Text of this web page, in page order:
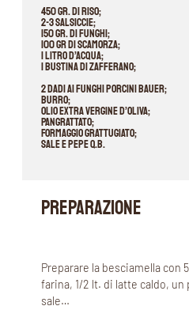
450 gr. di riso;
2-3 salsiccie;
150 gr. di funghi;
100 gr di scamorza;
1 litro d’acqua;
1 bustina di zafferano;
2 Dadi ai funghi porcini Bauer;
Burro;
Olio extra vergine d’oliva;
Pangrattato;
Formaggio grattugiato;
Sale e pepe q.b.
PREPARAZIONE
Preparare la besciamella con
farina, 1/2 lt. di latte caldo, un
sale…